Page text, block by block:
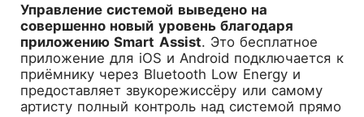
Управление системой выведено на
совершенно новый уровень благодаря
приложению Smart Assist. Это бесплатное
приложение для iOS и Android подключается к
приёмнику через Bluetooth Low Energy и
предоставляет звукорежиссёру или самому
артисту полный контроль над системой прямо